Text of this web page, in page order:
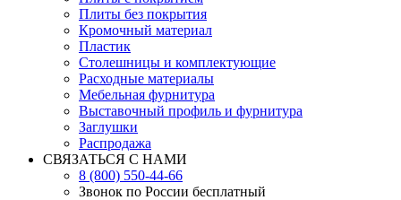
Плиты без покрытия
Кромочный материал
Пластик
Столешницы и комплектующие
Расходные материалы
Мебельная фурнитура
Выставочный профиль и фурнитура
Заглушки
Распродажа
СВЯЗАТЬСЯ С НАМИ
8 (800) 550-44-66
Звонок по России бесплатный